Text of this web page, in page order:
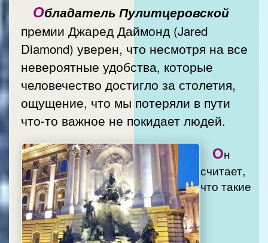
Обладатель Пулитцеровской
премии Джаред Даймонд (Jared
Diamond) уверен, что несмотря на все
невероятные удобства, которые
человечество достигло за столетия,
ощущение, что мы потеряли в пути
что-то важное не покидает людей.
Он
считает,
что такие